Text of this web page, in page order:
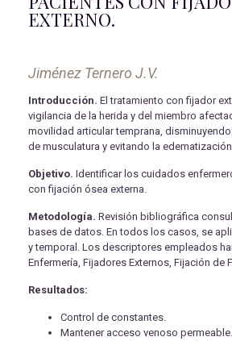
EXTERNO.
Jiménez Ternero J.V.
Introducción. El tratamiento con fijador
vigilancia de la herida y del miembro
movilidad articular temprana,
de musculatura y evitando la
Objetivo. Identificar los cuidados
con fijación ósea externa.
Metodología. Revisión bibliográfica
bases de datos. En todos los casos, se
y temporal. Los descriptores empleados
Enfermería, Fijadores Externos, Fijación de
Resultados:
Control de constantes.
Mantener acceso venoso permeable.